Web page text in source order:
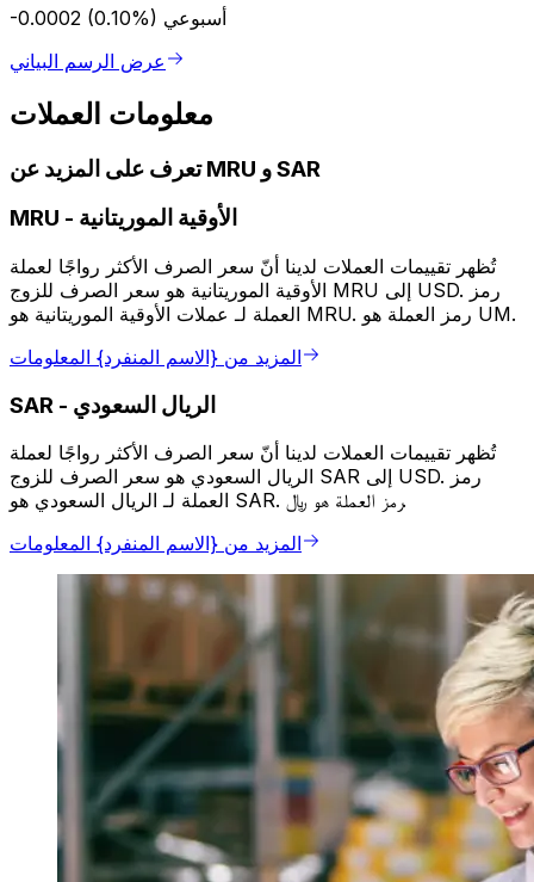
-0.0002 (0.10%) أسبوعي
عرض الرسم البياني
معلومات العملات
تعرف على المزيد عن MRU و SAR
MRU - الأوقية الموريتانية
تُظهر تقييمات العملات لدينا أنّ سعر الصرف الأكثر رواجًا لعملة
الأوقية الموريتانية هو سعر الصرف للزوج MRU إلى USD. رمز
العملة لـ عملات الأوقية الموريتانية هو MRU. رمز العملة هو UM.
المزيد من {الاسم المنفرد} المعلومات
SAR - الريال السعودي
تُظهر تقييمات العملات لدينا أنّ سعر الصرف الأكثر رواجًا لعملة
الريال السعودي هو سعر الصرف للزوج SAR إلى USD. رمز
العملة لـ الريال السعودي هو SAR. رمز العملة هو ﷼.
المزيد من {الاسم المنفرد} المعلومات